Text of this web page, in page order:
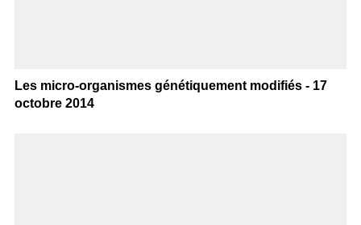
Les micro-organismes génétiquement modifiés - 17
octobre 2014